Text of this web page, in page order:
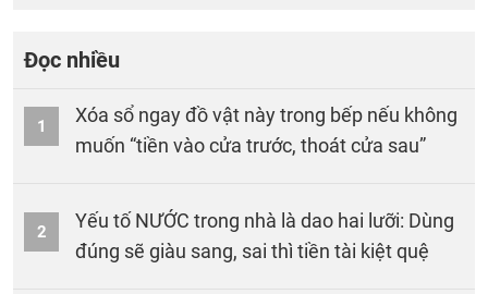
Đọc nhiều
1
Xóa sổ ngay đồ vật này trong bếp nếu không
muốn “tiền vào cửa trước, thoát cửa sau”
2
Yếu tố NƯỚC trong nhà là dao hai lưỡi: Dùng
đúng sẽ giàu sang, sai thì tiền tài kiệt quệ